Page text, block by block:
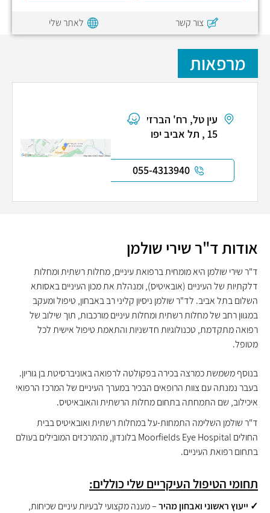
צור קשר לאתר שלי
מרפאות
עין טל, רח' הברזל
15 , תל אביב יפו
055-4313940
אודות ד"ר שירי שולמן
ד"ר שירי שולמן היא מומחית ברפואת עיניים, מחלות רשתית ומחלות
דלקתיות של העיניים (אובאיטיס), ומנהלת את מכון העיניים באסותא
השלום בתל אביב. לד"ר שולמן ניסיון קליני רב באבחון, טיפול ומעקב
במגוון רחב של מחלות רשתית ומחלות עיניים מורכבות, תוך שילוב של
רפואה מתקדמת, טכנולוגיות חדשניות והתאמת טיפול אישית לכל
מטופל.
בנוסף משמשת כמרצה בכירה בפקולטה לרפואה באוניברסיטת בן גוריון.
בעבר נמנתה עם צוות הרופאים הבכיר במערך העיניים של המרכז הרפואי
איכילוב, שם התמחתה בתחום מחלות הרשתית והאובאיטיס.
ד"ר שולמן השלימה התמחות-על במחלות רשתית ואובאיטיס בבית
החולים Moorfields Eye Hospital בלונדון, מהמרכזים המובילים בעולם
בתחום רפואת העיניים.
תחומי הטיפול העיקריים שלי כוללים:
✓ ייעוץ ראשוני ואבחון מהיר– מענה מקצועי לבעיות עיניים שכיחות,